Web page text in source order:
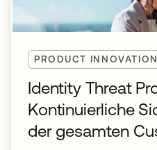
PRODUCT INNOVATION
Identity Threat
Kontinuierliche
der gesamten